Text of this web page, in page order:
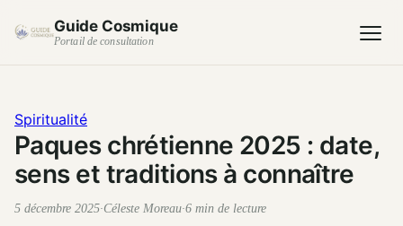
Guide Cosmique
Portail de consultation
Spiritualité
Paques chrétienne 2025 : date,
sens et traditions à connaître
5 décembre 2025·Céleste Moreau·6 min de lecture